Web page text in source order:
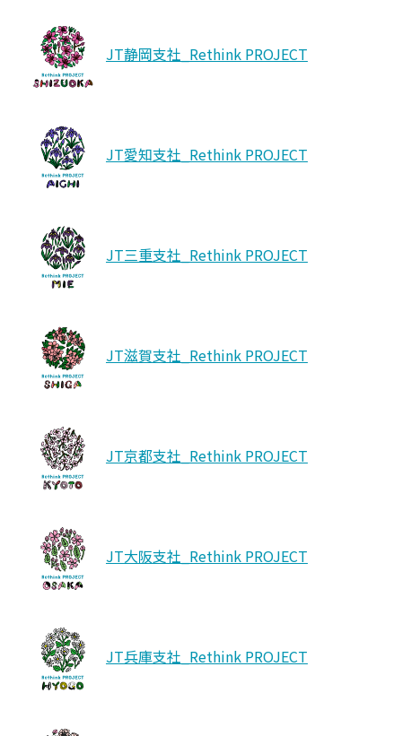
JT静岡支社_Rethink PROJECT
JT愛知支社_Rethink PROJECT
JT三重支社_Rethink PROJECT
JT滋賀支社_Rethink PROJECT
JT京都支社_Rethink PROJECT
JT大阪支社_Rethink PROJECT
JT兵庫支社_Rethink PROJECT